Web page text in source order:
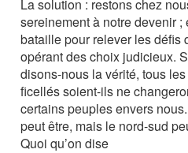
La solution : restons chez
sereinement à notre devenir
bataille pour relever les défis
opérant des choix judicieux.
disons-nous la vérité, tous
ficellés soient-ils ne
certains peuples envers
peut être, mais le nord-sud
Quoi qu’on dise